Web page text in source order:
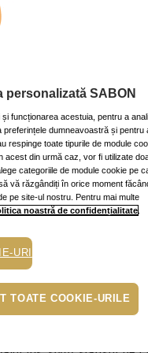
cu partenerul?
ce semnifică el? Că
intens?
nu pare să se fi
într-o formă aparent
– sunt colegi de
face echipă. Aşa arată
SABON
funcționarea acestuia, pentru a
preferințele dumneavoastră și pentru
respinge toate tipurile de module
din urmă caz, vor fi utilizate
categoriile de module cookie pe
vă răzgândiți în orice moment
pe site-ul nostru. Pentru mai multe
noastră de confidențialitate
URI
TOATE COOKIE-URILE